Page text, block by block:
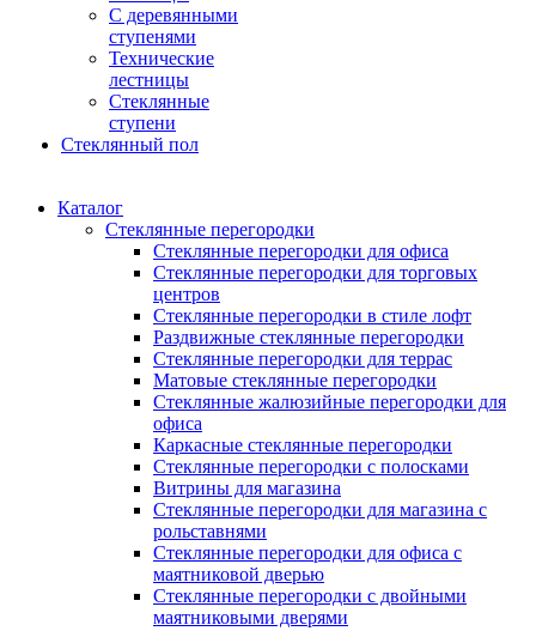
С деревянными
ступенями
Технические
лестницы
Стеклянные
ступени
Стеклянный пол
Каталог
Cтеклянные перегородки
Стеклянные перегородки для офиса
Стеклянные перегородки для торговых
центров
Стеклянные перегородки в стиле лофт
Раздвижные стеклянные перегородки
Стеклянные перегородки для террас
Матовые стеклянные перегородки
Стеклянные жалюзийные перегородки для
офиса
Каркасные стеклянные перегородки
Стеклянные перегородки с полосками
Витрины для магазина
Стеклянные перегородки для магазина с
рольставнями
Стеклянные перегородки для офиса с
маятниковой дверью
Стеклянные перегородки с двойными
маятниковыми дверями